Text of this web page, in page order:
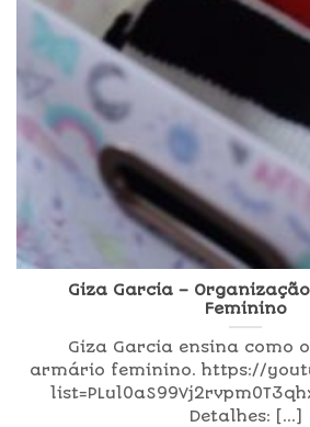
Giza Garcia –
Feminino
Giza Garcia ensina como
armário feminino. https://
Detalhes: [...]